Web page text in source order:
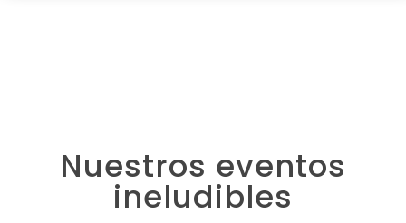
Nuestros eventos
ineludibles